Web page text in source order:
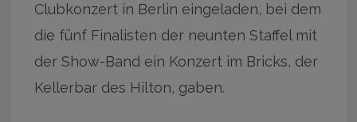
Clubkonzert in Berlin eingeladen, bei dem
die fünf Finalisten der neunten Staffel mit
der Show-Band ein Konzert im Bricks, der
Kellerbar des Hilton, gaben.